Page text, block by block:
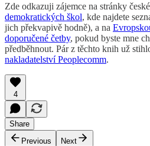
Zde odkazuji zájemce na stránky české
demokratických škol, kde najdete
jich překvapivě hodně), a na
doporučené četby, pokud byste mne
předběhnout. Pár z těchto knih už
nakladatelství Peoplecomm.
4
Share
Previous
Next